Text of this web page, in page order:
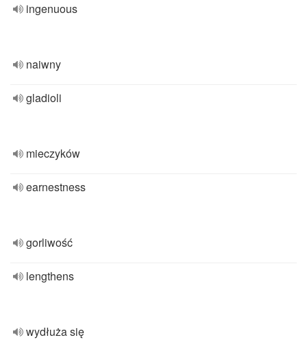
ingenuous
naiwny
gladioli
mieczyków
earnestness
gorliwość
lengthens
wydłuża się